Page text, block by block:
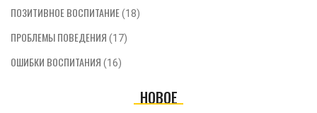
ПОЗИТИВНОЕ ВОСПИТАНИЕ(18)
ПРОБЛЕМЫ ПОВЕДЕНИЯ (17)
ОШИБКИ ВОСПИТАНИЯ (16)
НОВОЕ